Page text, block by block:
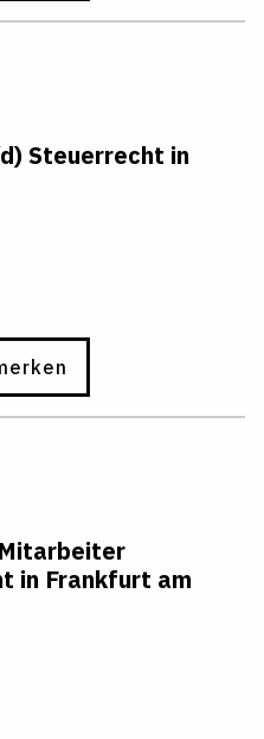
Steuerrecht in
in Frankfurt am